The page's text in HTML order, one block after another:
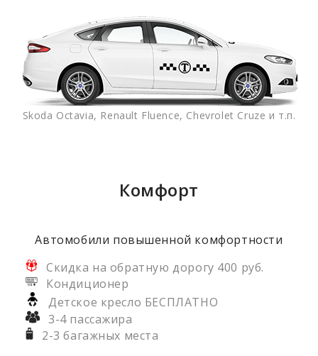
Skoda Octavia, Renault Fluence, Chevrolet Cruze и т.п.
Комфорт
Автомобили повышенной комфортности
Скидка на обратную дорогу 400 руб.
Кондиционер
Детское кресло БЕСПЛАТНО
3-4 пассажира
2-3 багажных места